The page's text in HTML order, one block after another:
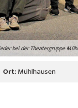
bei der Theatergruppe
Ort:Mühlhausen